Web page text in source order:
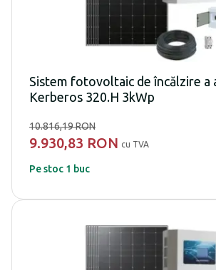
Sistem fotovoltaic de încălzire a
Kerberos 320.H 3kWp
10.816,19 RON
9.930,83 RON cu TVA
Pe stoc 1 buc